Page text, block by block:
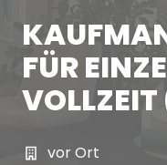
FÜR
vor Ort